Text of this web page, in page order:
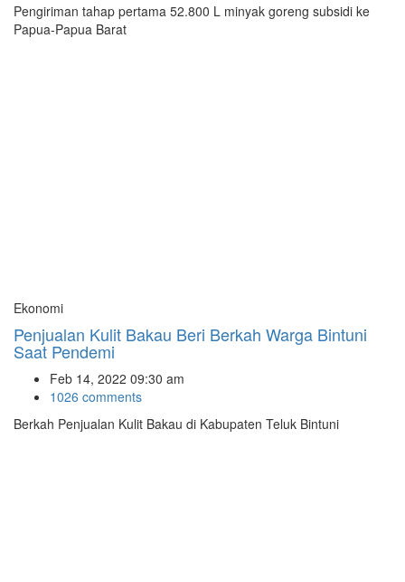
Pengiriman tahap pertama 52.800 L minyak goreng subsidi ke
Papua-Papua Barat
Ekonomi
Penjualan Kulit Bakau Beri Berkah Warga Bintuni
Saat Pendemi
Feb 14, 2022 09:30 am
1026 comments
Berkah Penjualan Kulit Bakau di Kabupaten Teluk Bintuni